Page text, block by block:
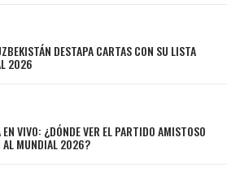
DESTAPA CARTAS CON SU LISTA
2026
VIVO: ¿DÓNDE VER EL PARTIDO AMISTOSO
AL MUNDIAL 2026?